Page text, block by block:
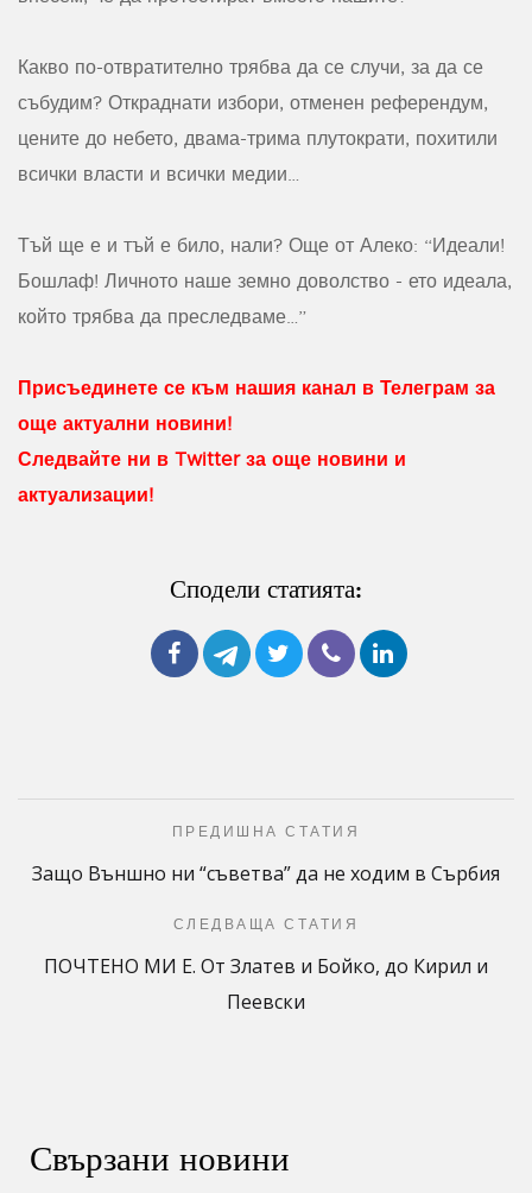
Какво по-отвратително трябва да се случи, за да се
събудим? Откраднати избори, отменен референдум,
цените до небето, двама-трима плутократи, похитили
всички власти и всички медии…
Тъй ще е и тъй е било, нали? Още от Алеко: “Идеали!
Бошлаф! Личното наше земно доволство - ето идеала,
който трябва да преследваме…”
Присъединете се към нашия канал в Телеграм за
още актуални новини!
Следвайте ни в Twitter за още новини и
актуализации!
Сподели статията:
ПРЕДИШНА СТАТИЯ
Защо Външно ни “съветва” да не ходим в Сърбия
СЛЕДВАЩА СТАТИЯ
ПОЧТЕНО МИ Е. От Златев и Бойко, до Кирил и
Пеевски
Свързани новини